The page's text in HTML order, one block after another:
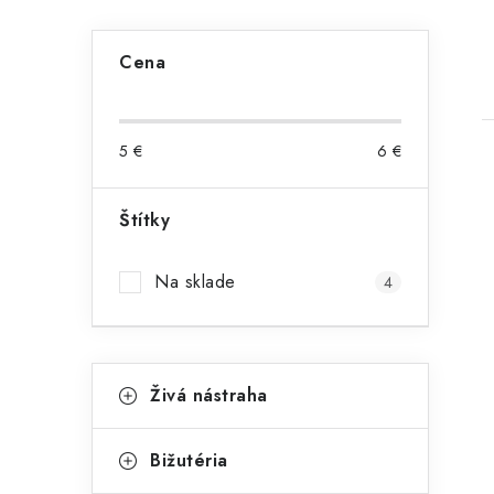
n
n
l
Cena
5 € 6 €
Štítky
Na sklade 4
kategórie
a
Živá nástraha
Bižutéria